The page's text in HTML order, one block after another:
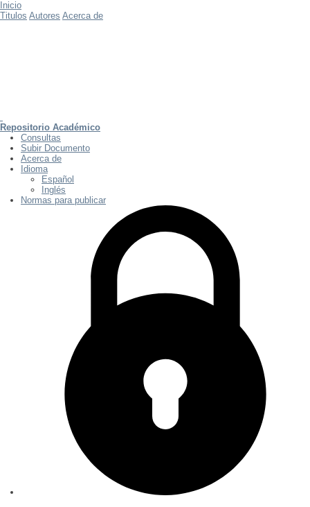
Inicio
Titulos Autores Acerca de
Repositorio Académico
Consultas
Subir Documento
Acerca de
Idioma
Español
Inglés
Normas para publicar